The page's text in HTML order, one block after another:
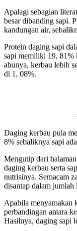
Apalagi sebagian
besar dibanding sapi.
kandungan air,
Protein daging sapi
sapi memiliki 19, 81%
abunya, kerbau lebih
di 1, 08%.
Daging kerbau pula
8% sebaliknya sapi
Mengutip dari
daging kerbau serta
nutrisinya. Semacam
disantap dalam jumlah
Apabila menyamakan
perbandingan antara
Hasilnya, daging sapi